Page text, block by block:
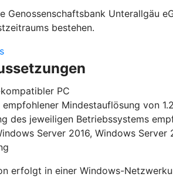
Genossenschaftsbank Unterallgäu
bestehen.
PC
Mindestauflösung von
des jeweiligen Betriebssystems
Server 2016, Windows
erfolgt in einer Windows-